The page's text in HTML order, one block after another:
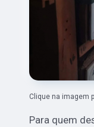
Clique na imagem
Para quem